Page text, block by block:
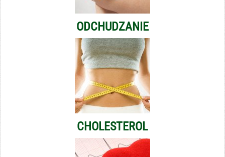
ODCHUDZANIE
CHOLESTEROL